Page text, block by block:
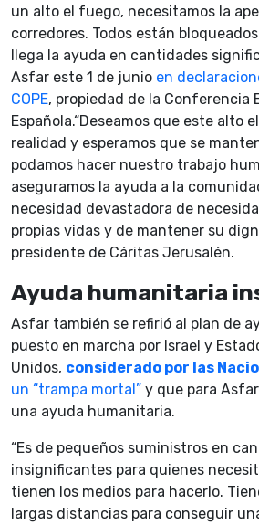
un alto el fuego, necesitamos la
corredores. Todos están
llega la ayuda en cantidades
Asfar este 1 de junio en
COPE, propiedad de la Conferencia
Española.“Deseamos que este alto
realidad y esperamos que se
podamos hacer nuestro trabajo
aseguramos la ayuda a la
necesidad devastadora de
propias vidas y de mantener su
presidente de Cáritas Jerusalén.
Ayuda humanitaria
Asfar también se refirió al plan de
puesto en marcha por Israel y
Unidos, considerado por las
un “trampa mortal” y que para
una ayuda humanitaria.
“Es de pequeños suministros en
insignificantes para quienes
tienen los medios para hacerlo.
largas distancias para conseguir